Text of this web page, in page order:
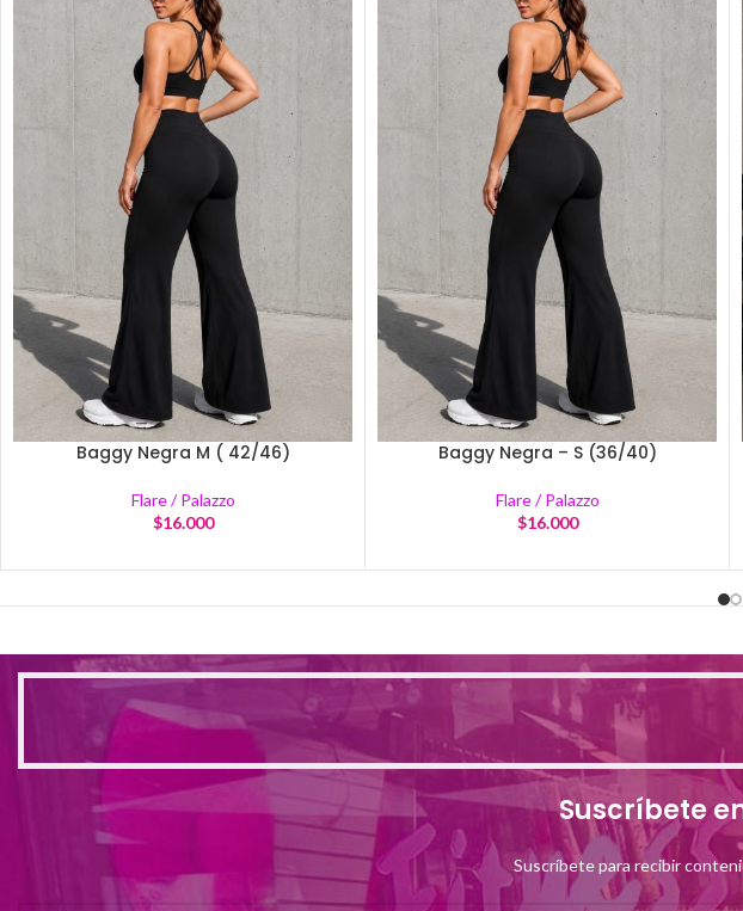
Baggy Negra M ( 42/46)
Flare / Palazzo
$16.000
Baggy Negra – S (36/40)
Flare / Palazzo
$16.000
Suscríbete
Suscríbete para recibir